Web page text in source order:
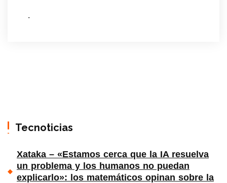
.
Tecnoticias
Xataka – «Estamos cerca que la IA resuelva
un problema y los humanos no puedan
explicarlo»: los matemáticos opinan sobre la